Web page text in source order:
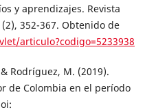
y aprendizajes. Revista
352-367. Obtenido de
articulo?codigo=5233938
Rodríguez, M. (2019).
de Colombia en el período